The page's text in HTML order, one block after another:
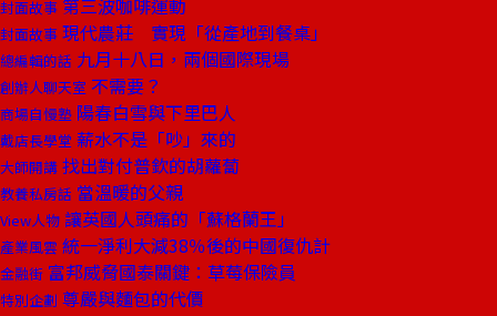
封面故事 第三波咖啡運動
封面故事 現代農莊 實現「從產地到餐桌」
總編輯的話 九月十八日，兩個國際現場
創辦人聊天室 不需要？
商場自慢塾 陽春白雪與下里巴人
戴店長學堂 薪水不是「吵」來的
大師開講 找出對付普欽的胡蘿蔔
教養私房話 當溫暖的父親
View人物 讓英國人頭痛的「蘇格蘭王」
產業風雲 統一淨利大減38％後的中國復仇計
金融街 富邦威脅國泰關鍵：草莓保險員
特別企劃 尊嚴與麵包的代價